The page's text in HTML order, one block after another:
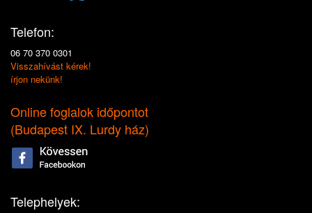
Telefon:
06 70 370 0301
Visszahívást kérek!
írjon nekünk!
Online foglalok időpontot
(Budapest IX. Lurdy ház)
Telephelyek: